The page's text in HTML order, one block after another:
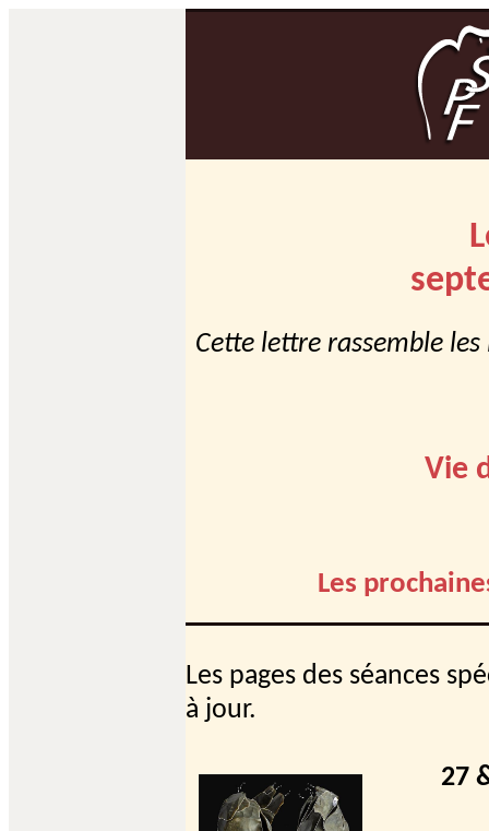
Cette lettre rassemble
Vie
Les
Les pages des séances
à jour.
27